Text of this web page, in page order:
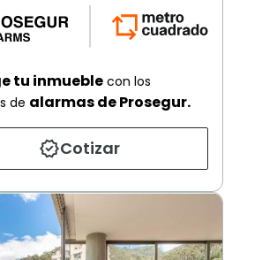
tu inmueble con los
de alarmas de Prosegur.
Cotizar